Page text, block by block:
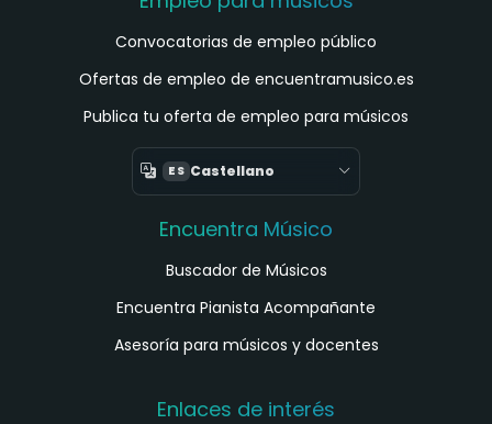
Convocatorias de empleo público
Ofertas de empleo de encuentramusico.es
Publica tu oferta de empleo para músicos
ES Castellano
Encuentra Músico
Buscador de Músicos
Encuentra Pianista Acompañante
Asesoría para músicos y docentes
Enlaces de interés